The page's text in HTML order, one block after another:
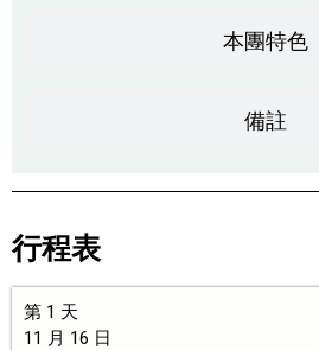
本團特色
備註
行程表
第 1 天
11 月 16 日